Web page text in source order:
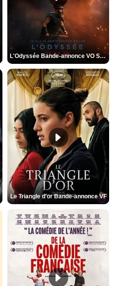
L'Odyssée Bande-annonce VO STFR
Le Triangle d'or Bande-annonce VF